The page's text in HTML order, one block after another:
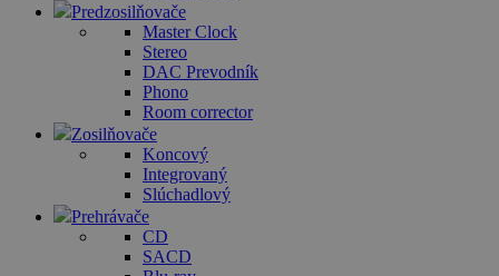
Predzosilňovače
Master Clock
Stereo
DAC Prevodník
Phono
Room corrector
Zosilňovače
Koncový
Integrovaný
Slúchadlový
Prehrávače
CD
SACD